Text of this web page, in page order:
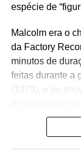
descreveu os
mais se
reunindo os
espécie de
Malcolm era o
da Factory
minutos de
feitas durante a
(1979), e no
show do grupo